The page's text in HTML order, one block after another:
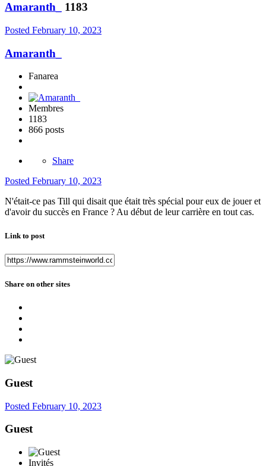
Amaranth_ 1183
Posted February 10, 2023
Amaranth_
Fanarea
Membres
1183
866 posts
Share
Posted February 10, 2023
N'était-ce pas Till qui disait que était très spécial pour eux de jouer et
d'avoir du succès en France ? Au début de leur carrière en tout cas.
Link to post
Share on other sites
Guest
Posted February 10, 2023
Guest
Invités